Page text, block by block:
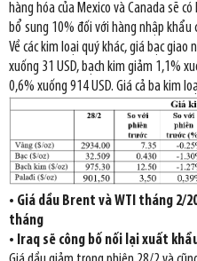
hàng hóa của Mexico và Canada sẽ
bổ sung 10% đối với hàng nhập khẩu
Về các kim loại quý khác, giá bạc
xuống 31 USD, bạch kim giảm 1,1%
0,6% xuống 914 USD. Giá cả ba kim
• Giá dầu Brent và WTI tháng 2/
tháng
• Iraq sẽ công bố nối lại xuất